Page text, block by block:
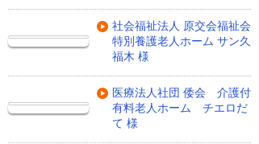
社会福祉法人 原交会福祉会
特別養護老人ホーム サン久
福木 様
医療法人社団 倭会 介護付
有料老人ホーム チエロだ
て 様